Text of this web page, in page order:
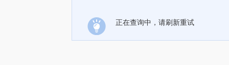
正在查询中，请刷新重试